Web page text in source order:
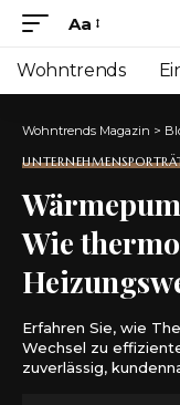
Font
Resizer
Aa
Wohntrends
Wohntrends Magazin >
Wie
Erfahren Sie, wie
Wechsel zu
zuverlässig,